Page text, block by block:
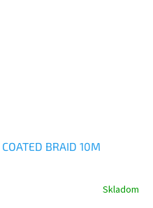
BRAID 10M
Skladom